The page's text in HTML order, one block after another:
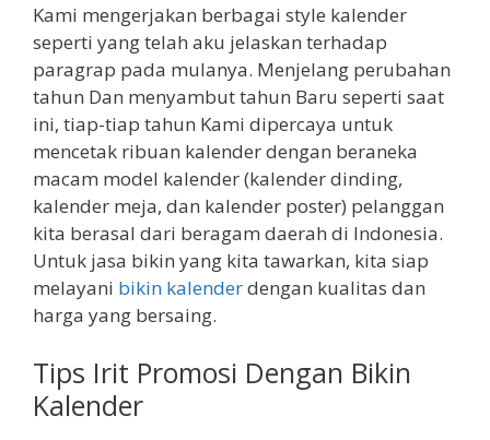
Kami mengerjakan berbagai style kalender
seperti yang telah aku jelaskan terhadap
paragrap pada mulanya. Menjelang perubahan
tahun Dan menyambut tahun Baru seperti saat
ini, tiap-tiap tahun Kami dipercaya untuk
mencetak ribuan kalender dengan beraneka
macam model kalender (kalender dinding,
kalender meja, dan kalender poster) pelanggan
kita berasal dari beragam daerah di Indonesia.
Untuk jasa bikin yang kita tawarkan, kita siap
melayani bikin kalenderdengan kualitas dan
harga yang bersaing.
Tips Irit Promosi Dengan Bikin
Kalender